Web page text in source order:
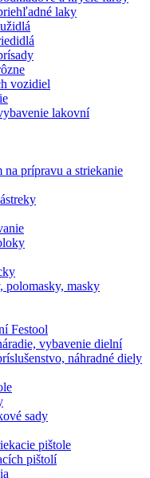
laky
vozidiel
lakovní
prípravu a striekanie
polomasky, masky
Festool
vybavenie dielní
náhradné diely
sady
pištole
pištolí